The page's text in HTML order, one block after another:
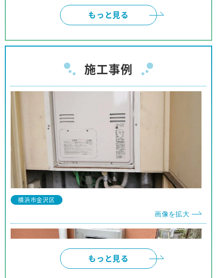
インターネットは、頼みにくいと、思っておりまし
たが、御社のように対応して頂けると、有り難いで
す。本当に有り難うございました。
神奈川県 W様
注文、施工まで安心してお取り引きが出来ました。
商品購入の予定の友人、親戚等に紹介をしても良い
と思っております。
神奈川県 I様
事前の対応から工事に至るまでほぼパーフェクトな
対応でした。
対応も押し付けがましくなく、工事の方も親切で、
他の人にも安心して推薦できます。
もっと見る
施工事例
横浜市金沢区
画像を拡大
もっと見る